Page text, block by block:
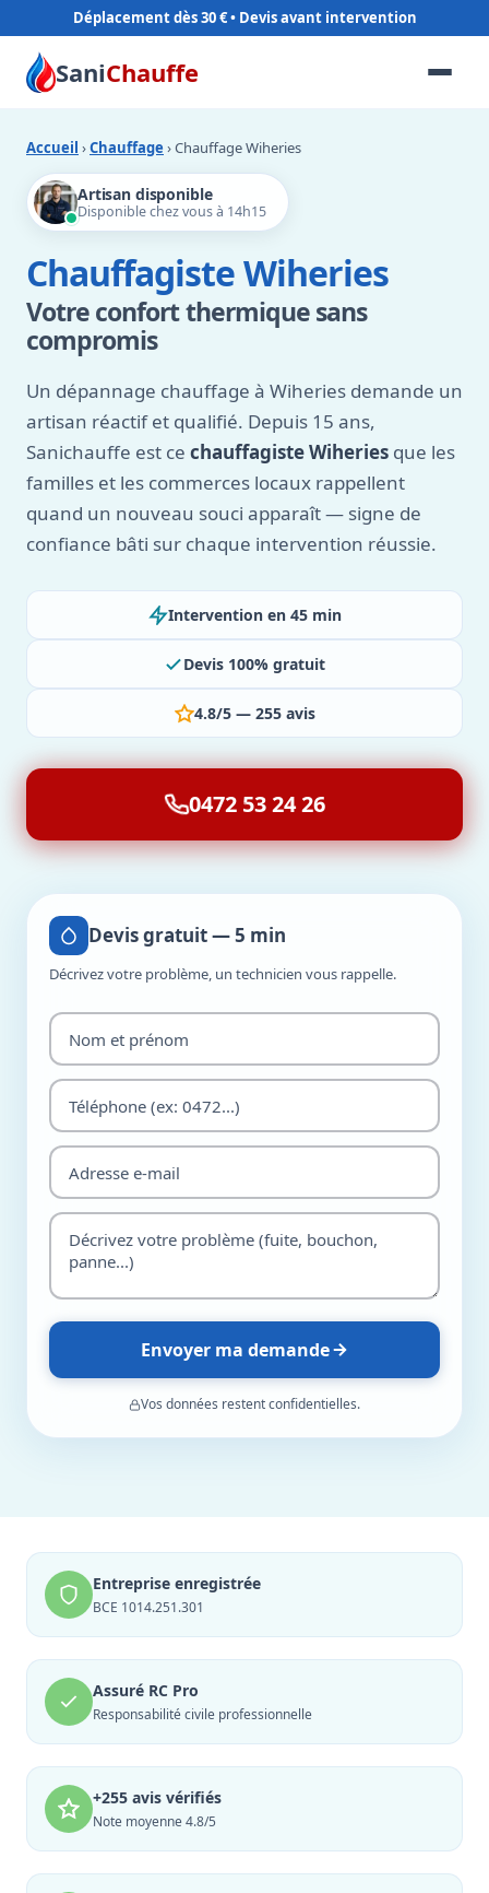
Déplacement dès 30 €
SaniChauffe
Accueil ›Chauffage › Chauffage Wiheries
Artisan disponible
Disponible chez vous à 14h15
Chauffagiste Wiheries
Votre confort thermique sans
compromis
Un dépannage chauffage à Wiheries demande un
artisan réactif et qualifié. Depuis 15 ans,
Sanichauffe est ce chauffagiste Wiheries que les
familles et les commerces locaux rappellent
quand un nouveau souci apparaît — signe de
confiance bâti sur chaque intervention réussie.
Intervention en 45 min
Devis 100% gratuit
4.8/5 — 255 avis
0472 53 24 26
Devis gratuit — 5 min
Décrivez votre problème, un technicien vous rappelle.
Envoyer ma demande
Vos données restent confidentielles.
Entreprise enregistrée
BCE 1014.251.301
Assuré RC Pro
Responsabilité civile professionnelle
+255 avis vérifiés
Note moyenne 4.8/5